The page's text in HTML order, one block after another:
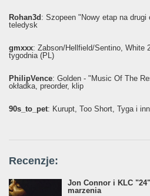
Rohan3d : Szopeen "Nowy etap na drugi
teledysk
gmxxx: Żabson/Hellfield/Sentino, White
tygodnia (PL)
PhilipVence: Golden - "Music Of The
okładka, preorder, klip
90s_to_pet: Kurupt, Too Short, Tyga i
Recenzje:
Jon Connor i KLC
marzenia